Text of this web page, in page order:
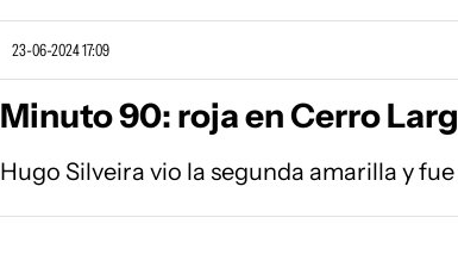
23-06-2024 17:09
Minuto 90: roja en Cerro
Hugo Silveira vio la segunda amarilla y